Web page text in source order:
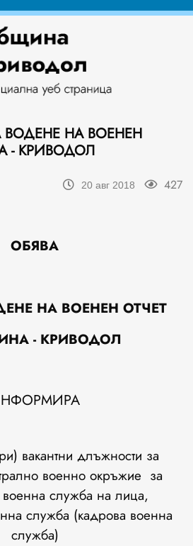
НА ВОЕНЕН
- КРИВОДОЛ
20 авг 2018 427
ОБЯВА
НА ВОЕНЕН ОТЧЕТ
- КРИВОДОЛ
вакантни длъжности за
военно окръжие за
служба на лица,
служба (кадрова военна
служба)